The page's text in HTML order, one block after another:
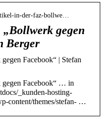
in-der-faz-bollwe…
gegen
Berger
Facebook“ | Stefan
Facebook“ … in
_kunden-hosting-
content/themes/stefan- …